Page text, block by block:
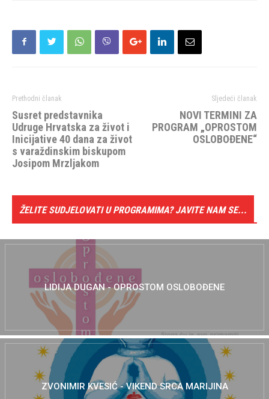
Prethodni članak
Susret predstavnika
Udruge Hrvatska za život i
Inicijative 40 dana za život
s varaždinskim biskupom
Josipom Mrzljakom
Sljedeći članak
NOVI TERMINI ZA
PROGRAM „OPROSTOM
OSLOBOĐENE“
ŽELITE SUDJELOVATI U PROGRAMIMA? JAVITE NAM SE...
LIDIJA DUGAN - OPROSTOM OSLOBOĐENE
ZVONIMIR KVESIĆ - VIKEND SRCA MARIJINA